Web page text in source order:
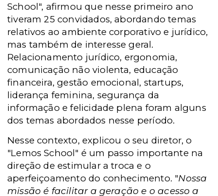
School", afirmou que nesse primeiro ano
tiveram 25 convidados, abordando temas
relativos ao ambiente corporativo e jurídico,
mas também de interesse geral.
Relacionamento jurídico, ergonomia,
comunicação não violenta, educação
financeira, gestão emocional, startups,
liderança feminina, segurança da
informação e felicidade plena foram alguns
dos temas abordados nesse período.
Nesse contexto, explicou o seu diretor, o
"Lemos School" é um passo importante na
direção de estimular a troca e o
aperfeiçoamento do conhecimento. "Nossa
missão é facilitar a geração e o acesso a